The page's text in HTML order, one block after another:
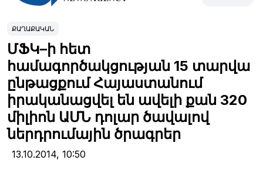
ՔԱՂԱՔԱԿԱՆ
ՄՖԿ–ի հետ
համագործակցության 15 տարվա
ընթացքում Հայաստանում
իրականացվել են ավելի քան 320
միլիոն ԱՄՆ դոլար ծավալով
ներդրումային ծրագրեր
13.10.2014, 10:50